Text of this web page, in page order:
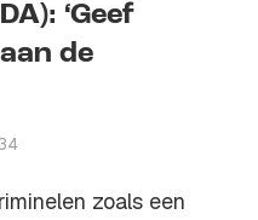
‘Geef
de
zoals een